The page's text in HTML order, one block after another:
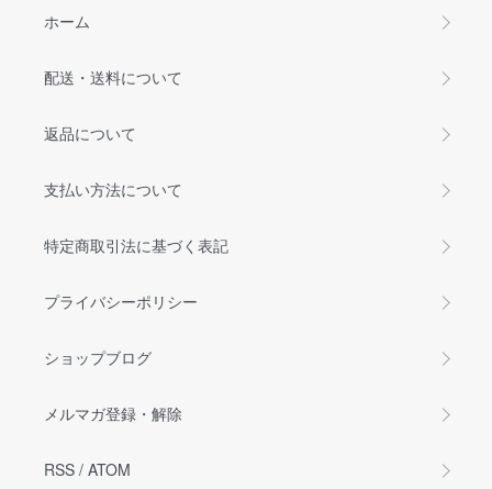
ホーム
配送・送料について
返品について
支払い方法について
特定商取引法に基づく表記
プライバシーポリシー
ショップブログ
メルマガ登録・解除
RSS / ATOM